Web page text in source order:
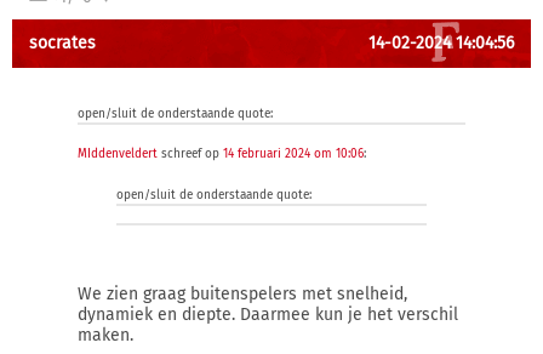
socrates 14-02-2024 14:04:56
open/sluit de onderstaande quote:
MIddenveldert schreef op 14 februari 2024 om 10:06:
open/sluit de onderstaande quote:
We zien graag buitenspelers met snelheid,
dynamiek en diepte. Daarmee kun je het verschil
maken.